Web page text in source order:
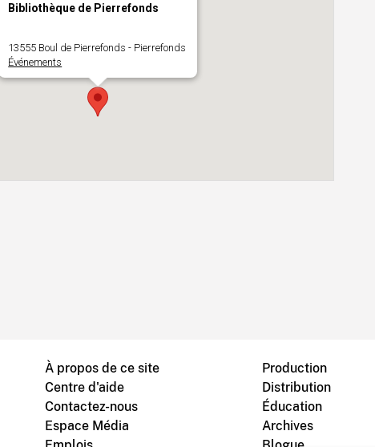
Bibliothèque de Pierrefonds
13555 Boul de Pierrefonds - Pierrefonds
Événements
À propos de ce site
Centre d'aide
Contactez-nous
Espace Média
Production
Distribution
Éducation
Archives